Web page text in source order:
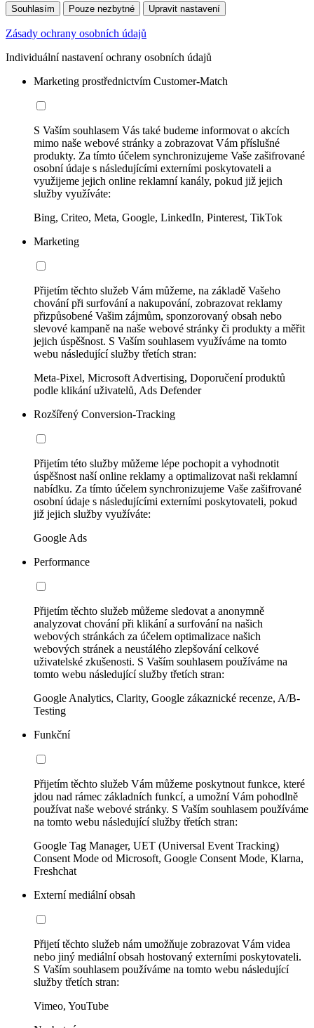
Souhlasím Pouze nezbytné Upravit nastavení
Zásady ochrany osobních údajů
Individuální nastavení ochrany osobních údajů
Marketing prostřednictvím Customer-Match
S Vaším souhlasem Vás také budeme informovat o akcích
mimo naše webové stránky a zobrazovat Vám příslušné
produkty. Za tímto účelem synchronizujeme Vaše zašifrované
osobní údaje s následujícími externími poskytovateli a
využijeme jejich online reklamní kanály, pokud již jejich
služby využíváte:
Bing, Criteo, Meta, Google, LinkedIn, Pinterest, TikTok
Marketing
Přijetím těchto služeb Vám můžeme, na základě Vašeho
chování při surfování a nakupování, zobrazovat reklamy
přizpůsobené Vašim zájmům, sponzorovaný obsah nebo
slevové kampaně na naše webové stránky či produkty a měřit
jejich úspěšnost. S Vaším souhlasem využíváme na tomto
webu následující služby třetích stran:
Meta-Pixel, Microsoft Advertising, Doporučení produktů
podle klikání uživatelů, Ads Defender
Rozšířený Conversion-Tracking
Přijetím této služby můžeme lépe pochopit a vyhodnotit
úspěšnost naší online reklamy a optimalizovat naši reklamní
nabídku. Za tímto účelem synchronizujeme Vaše zašifrované
osobní údaje s následujícími externími poskytovateli, pokud
již jejich služby využíváte:
Google Ads
Performance
Přijetím těchto služeb můžeme sledovat a anonymně
analyzovat chování při klikání a surfování na našich
webových stránkách za účelem optimalizace našich
webových stránek a neustálého zlepšování celkové
uživatelské zkušenosti. S Vaším souhlasem používáme na
tomto webu následující služby třetích stran:
Google Analytics, Clarity, Google zákaznické recenze, A/B-
Testing
Funkční
Přijetím těchto služeb Vám můžeme poskytnout funkce, které
jdou nad rámec základních funkcí, a umožní Vám pohodlně
používat naše webové stránky. S Vaším souhlasem používáme
na tomto webu následující služby třetích stran:
Google Tag Manager, UET (Universal Event Tracking)
Consent Mode od Microsoft, Google Consent Mode, Klarna,
Freshchat
Externí mediální obsah
Přijetí těchto služeb nám umožňuje zobrazovat Vám videa
nebo jiný mediální obsah hostovaný externími poskytovateli.
S Vaším souhlasem používáme na tomto webu následující
služby třetích stran:
Vimeo, YouTube